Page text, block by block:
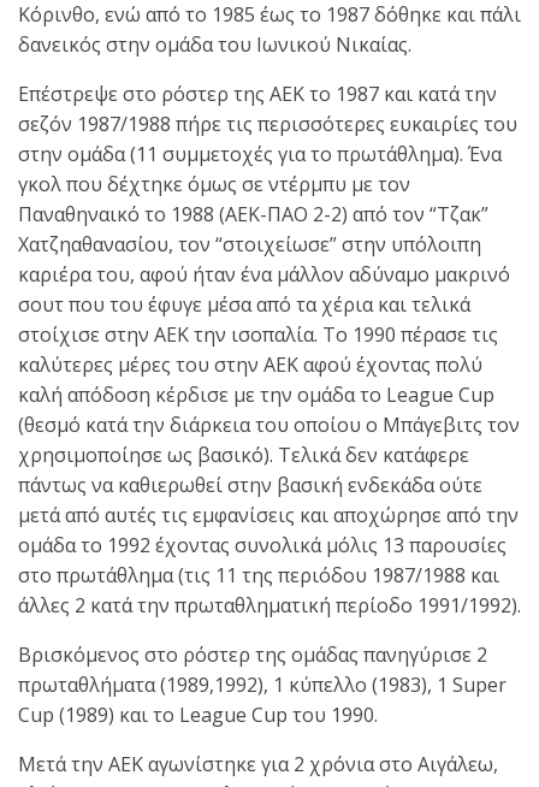
Κόρινθο, ενώ από το 1985 έως το 1987 δόθηκε και πάλι
δανεικός στην ομάδα του Ιωνικού Νικαίας.
Επέστρεψε στο ρόστερ της ΑΕΚ το 1987 και κατά την
σεζόν 1987/1988 πήρε τις περισσότερες ευκαιρίες του
στην ομάδα (11 συμμετοχές για το πρωτάθλημα). Ένα
γκολ που δέχτηκε όμως σε ντέρμπυ με τον
Παναθηναικό το 1988 (ΑΕΚ-ΠΑΟ 2-2) από τον “Τζακ”
Χατζηαθανασίου, τον “στοιχείωσε” στην υπόλοιπη
καριέρα του, αφού ήταν ένα μάλλον αδύναμο μακρινό
σουτ που του έφυγε μέσα από τα χέρια και τελικά
στοίχισε στην ΑΕΚ την ισοπαλία. Το 1990 πέρασε τις
καλύτερες μέρες του στην ΑΕΚ αφού έχοντας πολύ
καλή απόδοση κέρδισε με την ομάδα το League Cup
(θεσμό κατά την διάρκεια του οποίου ο Μπάγεβιτς τον
χρησιμοποίησε ως βασικό). Τελικά δεν κατάφερε
πάντως να καθιερωθεί στην βασική ενδεκάδα ούτε
μετά από αυτές τις εμφανίσεις και αποχώρησε από την
ομάδα το 1992 έχοντας συνολικά μόλις 13 παρουσίες
στο πρωτάθλημα (τις 11 της περιόδου 1987/1988 και
άλλες 2 κατά την πρωταθληματική περίοδο 1991/1992).
Βρισκόμενος στο ρόστερ της ομάδας πανηγύρισε 2
πρωταθλήματα (1989,1992), 1 κύπελλο (1983), 1 Super
Cup (1989) και το League Cup του 1990.
Μετά την ΑΕΚ αγωνίστηκε για 2 χρόνια στο Αιγάλεω,